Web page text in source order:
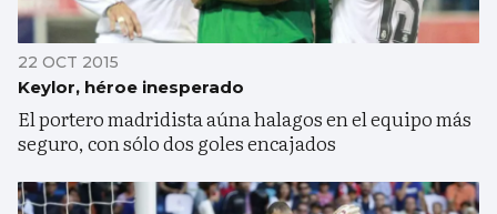
22 OCT 2015
Keylor, héroe inesperado
El portero madridista aúna halagos en el equipo más
seguro, con sólo dos goles encajados